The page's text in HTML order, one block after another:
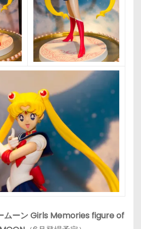
ムーン Girls Memories figure of